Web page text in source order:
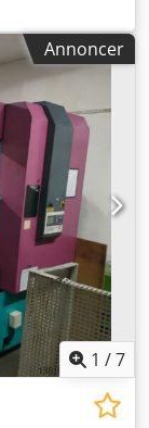
cm
(LxBxH)
Se tabel for
Upefx
skrive- eller
teknik og slid
uden
Annoncer
1 /7